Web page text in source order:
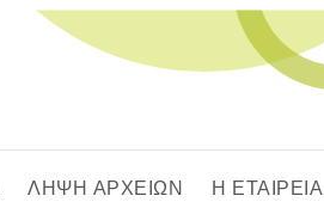
ΛΗΨΗ ΑΡΧΕΙΩΝ Η ΕΤΑΙΡΕΙΑ